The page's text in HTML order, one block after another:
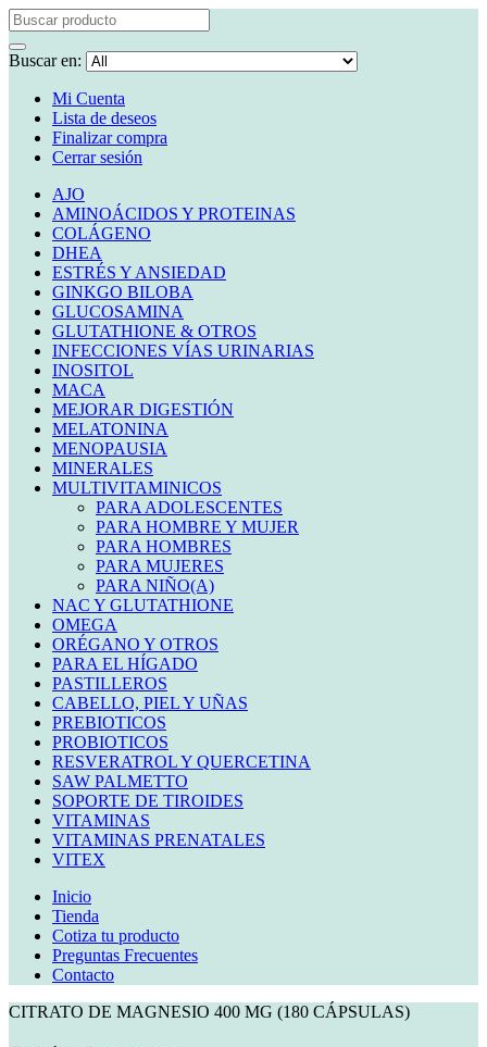
Buscar en:
Mi Cuenta
Lista de deseos
Finalizar compra
Cerrar sesión
AJO
AMINOÁCIDOS Y PROTEINAS
COLÁGENO
DHEA
ESTRÉS Y ANSIEDAD
GINKGO BILOBA
GLUCOSAMINA
GLUTATHIONE & OTROS
INFECCIONES VÍAS URINARIAS
INOSITOL
MACA
MEJORAR DIGESTIÓN
MELATONINA
MENOPAUSIA
MINERALES
MULTIVITAMINICOS
PARA ADOLESCENTES
PARA HOMBRE Y MUJER
PARA HOMBRES
PARA MUJERES
PARA NIÑO(A)
NAC Y GLUTATHIONE
OMEGA
ORÉGANO Y OTROS
PARA EL HÍGADO
PASTILLEROS
CABELLO, PIEL Y UÑAS
PREBIOTICOS
PROBIOTICOS
RESVERATROL Y QUERCETINA
SAW PALMETTO
SOPORTE DE TIROIDES
VITAMINAS
VITAMINAS PRENATALES
VITEX
Inicio
Tienda
Cotiza tu producto
Preguntas Frecuentes
Contacto
CITRATO DE MAGNESIO 400 MG (180 CÁPSULAS)